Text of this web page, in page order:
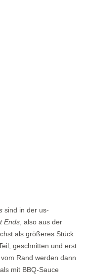
sind in der us-
Ends, also aus der
als größeres Stück
geschnitten und erst
Rand werden dann
mit BBQ-Sauce